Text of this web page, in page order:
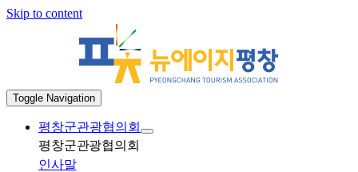
Skip to content
Toggle Navigation
평창군관광협의회
평창군관광협의회
인사말